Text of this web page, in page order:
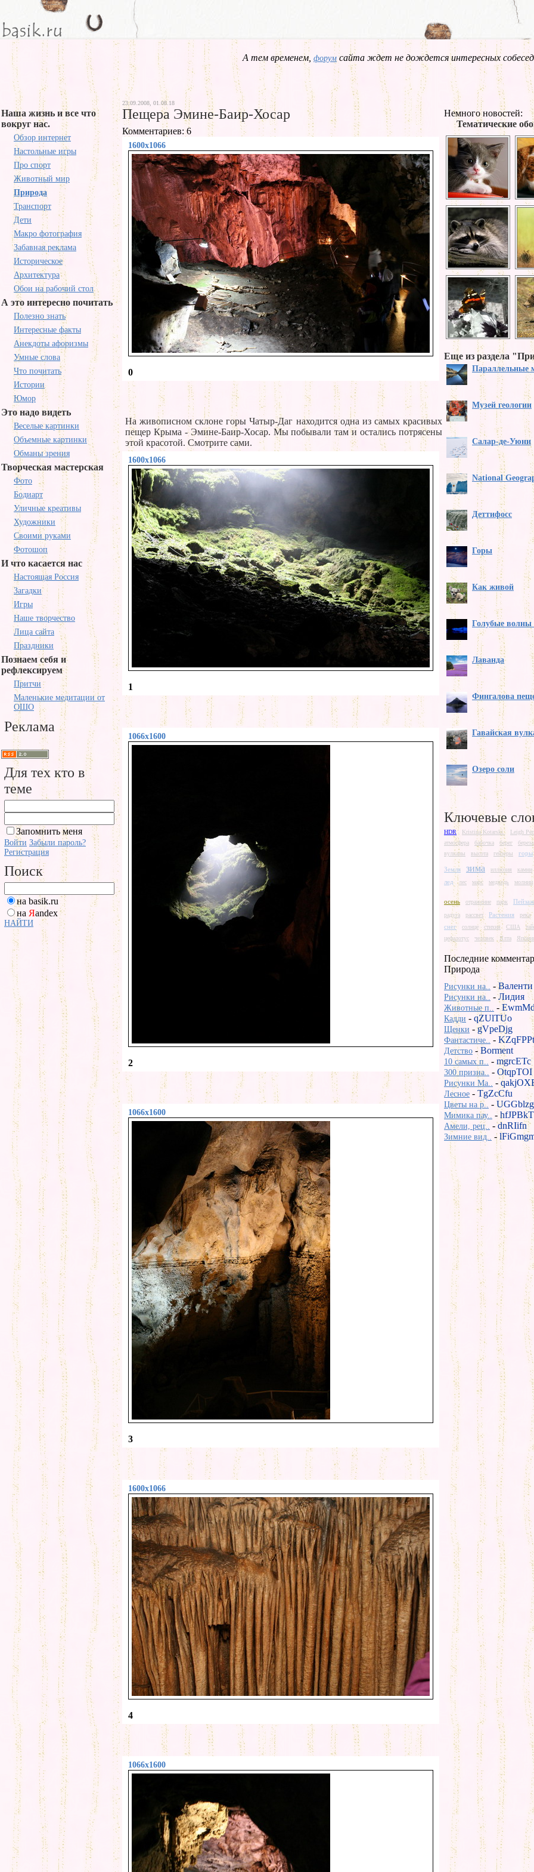
А тем временем, форум сайта ждет не дождется интересных
Наша жизнь и все что
вокруг нас.
Обзор интернет
Настольные игры
Про спорт
Животный мир
Природа
Транспорт
Дети
Макро фотография
Забавная реклама
Историческое
Архитектура
Обои на рабочий стол
А это интересно почитать
Полезно знать
Интересные факты
Анекдоты афоризмы
Умные слова
Что почитать
Истории
Юмор
Это надо видеть
Веселые картинки
Объемные картинки
Обманы зрения
Творческая мастерская
Фото
Бодиарт
Уличные креативы
Художники
Своими руками
Фотошоп
И что касается нас
Настоящая Россия
Загадки
Игры
Наше творчество
Лица сайта
Праздники
Познаем себя и
рефлексируем
Притчи
Маленькие медитации от
ОШО
Реклама
Для тех кто в
теме
Запомнить меня
Войти Забыли пароль?
Регистрация
Поиск
на basik.ru
на Яandex
НАЙТИ
23.09.2008, 01.08.18
Пещера Эмине-Баир-Хосар
Комментариев: 6
1600x1066
0
На живописном склоне горы Чатыр-Даг находится одна из самых красивых
пещер Крыма - Эмине-Баир-Хосар. Мы побывали там и остались потрясены
этой красотой. Смотрите сами.
1600x1066
1
1066x1600
2
1066x1600
3
1600x1066
4
1066x1600
Немного новостей:
Тематические
Еще из раздела
Параллельные
Музей геологии
Салар-де-Уюни
National
Деттифосс
Горы
Как живой
Голубые волны
Лаванда
Фингалова
Гавайская
Озеро соли
Ключевые
HDR Kristina Kotarski.
Leigh
атмосфера
бабочка берег
береза
вулканы
высота гейзеры горы
Земля зима иллюзия камни
лед лес марс медведь молнии
осень отражение парк Пейзаж
радуга рассвет Растения река
снег солнце стихия США
цефалотус
человек Ялта
Последние
Природа
Рисунки на.. -Валенти
Рисунки на.. -Лидия
Животные п.. -
Кадди - qZUlTUo
Щенки -gVpeDjg
Фантастиче.. - KZqFPPt
Детство - Borment
10 самых п.. - mgrcETc
300 призна.. - OtqpTOI
Рисунки Ma.. -
Лесное - TgZcCfu
Цветы на р.. - UGGblzg
Мимика пау.. - hfJPBkT
Амели, рец.. -dnRIifn
Зимние вид.. -